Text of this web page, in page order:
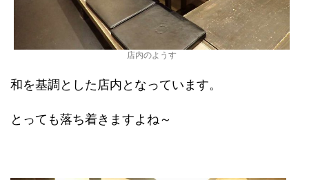
店内のようす
和を基調とした店内となっています。
とっても落ち着きますよね～